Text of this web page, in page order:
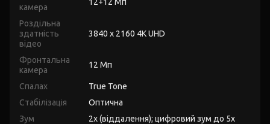
камера
Роздільна
здатність
відео
3840 x 2160 4K UHD
Фронтальна
камера
12 Мп
Спалах
True Tone
Стабілізація
Оптична
Зум
2x (віддалення); цифровий зум до 5x